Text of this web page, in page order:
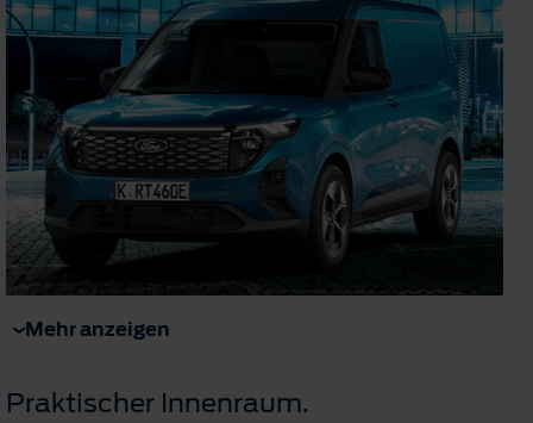
Mehr anzeigen
Praktischer Innenraum.